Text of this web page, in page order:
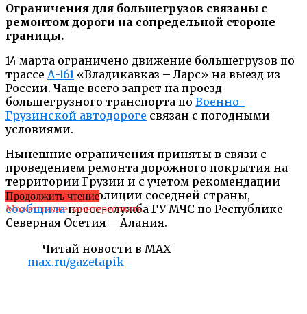
Ограничения для большегрузов связаны с
ремонтом дороги на сопредельной стороне
границы.
14 марта ограничено движение большегрузов по
трассе А-161 «Владикавказ – Ларс» на выезд из
России. Чаще всего запрет на проезд
большегрузного транспорта по Военно-
Грузинской автодороге связан с погодными
условиями.
Нынешние ограничения приняты в связи с
проведением ремонта дорожного покрытия на
территории Грузии и с учетом рекомендации
пограничной полиции соседней страны,
сообщилапресс-служба ГУ МЧС по Республике
Северная Осетия – Алания.
Читай новости в MAX
max.ru/gazetapik
Продолжить чтение
Может также заинтересовать